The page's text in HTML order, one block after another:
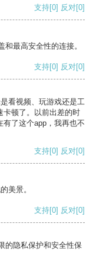
支持[0] 反对[0]
最高安全性的连接。
支持[0] 反对[0]
看视频、玩游戏还是工
卡顿了。以前出差的时
了这个app，我再也不
支持[0] 反对[0]
美景。
支持[0] 反对[0]
的隐私保护和安全性保